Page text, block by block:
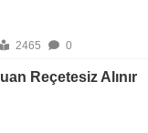
2465 0
Reçetesiz Alınır